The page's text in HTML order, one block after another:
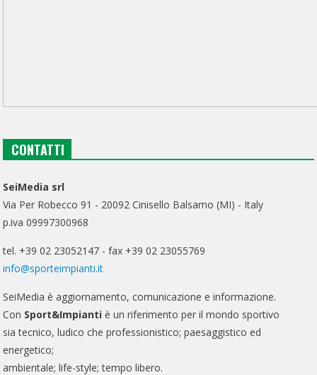
CONTATTI
SeiMedia srl
Via Per Robecco 91 - 20092 Cinisello Balsamo (MI) - Italy
p.iva 09997300968
tel. +39 02 23052147 - fax +39 02 23055769
info@sporteimpianti.it
SeiMedia è aggiornamento, comunicazione e informazione.
Con Sport&Impianti è un riferimento per il mondo sportivo
sia tecnico, ludico che professionistico; paesaggistico ed
energetico;
ambientale; life-style; tempo libero.